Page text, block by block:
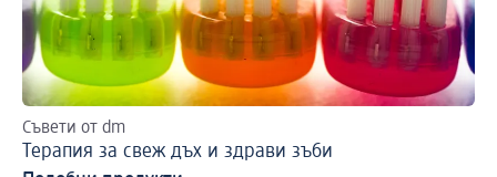
Съвети от dm
Терапия за свеж дъх и здрави зъби